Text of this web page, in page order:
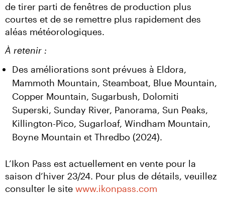
de tirer parti de fenêtres de production plus
courtes et de se remettre plus rapidement des
aléas météorologiques.
À retenir :
Des améliorations sont prévues à Eldora,
Mammoth Mountain, Steamboat, Blue Mountain,
Copper Mountain, Sugarbush, Dolomiti
Superski, Sunday River, Panorama, Sun Peaks,
Killington-Pico, Sugarloaf, Windham Mountain,
Boyne Mountain et Thredbo (2024).
L’Ikon Pass est actuellement en vente pour la
saison d’hiver 23/24. Pour plus de détails, veuillez
consulter le site www.ikonpass.com